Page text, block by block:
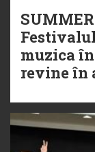
muzica
revine în